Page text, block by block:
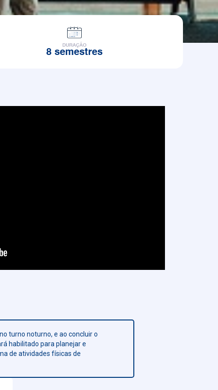
DURAÇÃO
8 semestres
turno noturno, e ao concluir o
habilitado para planejar e
de atividades físicas de